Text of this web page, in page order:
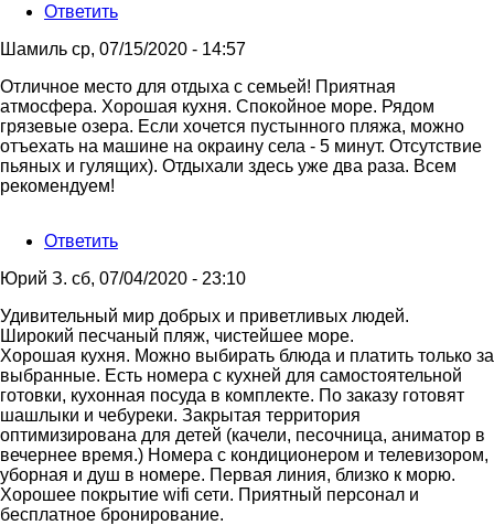
Ответить
Шамиль ср, 07/15/2020 - 14:57
Отличное место для отдыха с семьей! Приятная
атмосфера. Хорошая кухня. Спокойное море. Рядом
грязевые озера. Если хочется пустынного пляжа, можно
отъехать на машине на окраину села - 5 минут. Отсутствие
пьяных и гулящих). Отдыхали здесь уже два раза. Всем
рекомендуем!
Ответить
Юрий З. сб, 07/04/2020 - 23:10
Удивительный мир добрых и приветливых людей.
Широкий песчаный пляж, чистейшее море.
Хорошая кухня. Можно выбирать блюда и платить только за
выбранные. Есть номера с кухней для самостоятельной
готовки, кухонная посуда в комплекте. По заказу готовят
шашлыки и чебуреки. Закрытая территория
оптимизирована для детей (качели, песочница, аниматор в
вечернее время.) Номера с кондиционером и телевизором,
уборная и душ в номере. Первая линия, близко к морю.
Хорошее покрытие wifi сети. Приятный персонал и
бесплатное бронирование.